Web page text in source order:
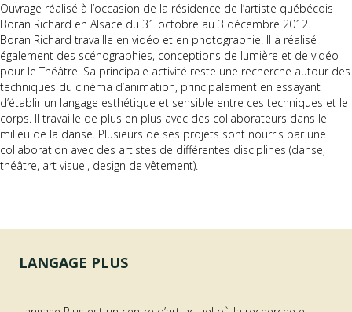
Ouvrage réalisé à l’occasion de la résidence de l’artiste québécois
Boran Richard en Alsace du 31 octobre au 3 décembre 2012.
Boran Richard travaille en vidéo et en photographie. Il a réalisé
également des scénographies, conceptions de lumière et de vidéo
pour le Théâtre. Sa principale activité reste une recherche autour des
techniques du cinéma d’animation, principalement en essayant
d’établir un langage esthétique et sensible entre ces techniques et le
corps. Il travaille de plus en plus avec des collaborateurs dans le
milieu de la danse. Plusieurs de ses projets sont nourris par une
collaboration avec des artistes de différentes disciplines (danse,
théâtre, art visuel, design de vêtement).
LANGAGE PLUS